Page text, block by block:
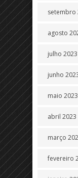
setembro
agosto
julho 2023
junho
maio 2023
abril 2023
março
fevereiro